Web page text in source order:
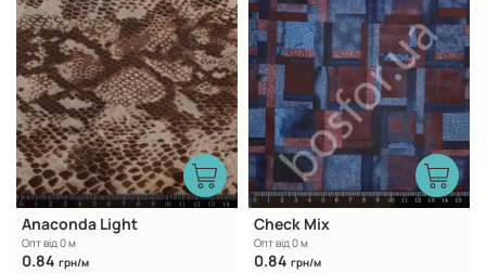
Anaconda Light
Опт від 0 м
0.84 грн/м
Check Mix
Опт від 0 м
0.84 грн/м